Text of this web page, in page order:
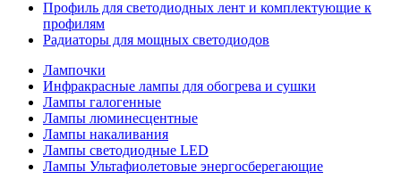
Профиль для светодиодных лент и комплектующие к
профилям
Радиаторы для мощных светодиодов
Лампочки
Инфракрасные лампы для обогрева и сушки
Лампы галогенные
Лампы люминесцентные
Лампы накаливания
Лампы светодиодные LED
Лампы Ультафиолетовые энергосберегающие